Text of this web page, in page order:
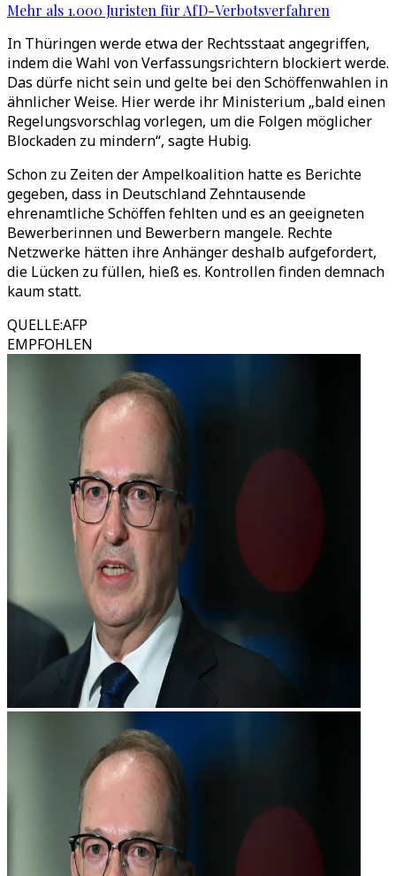
Mehr als 1.000 Juristen für AfD-Verbotsverfahren
In Thüringen werde etwa der Rechtsstaat angegriffen,
indem die Wahl von Verfassungsrichtern blockiert werde.
Das dürfe nicht sein und gelte bei den Schöffenwahlen in
ähnlicher Weise. Hier werde ihr Ministerium „bald einen
Regelungsvorschlag vorlegen, um die Folgen möglicher
Blockaden zu mindern“, sagte Hubig.
Schon zu Zeiten der Ampelkoalition hatte es Berichte
gegeben, dass in Deutschland Zehntausende
ehrenamtliche Schöffen fehlten und es an geeigneten
Bewerberinnen und Bewerbern mangele. Rechte
Netzwerke hätten ihre Anhänger deshalb aufgefordert,
die Lücken zu füllen, hieß es. Kontrollen finden demnach
kaum statt.
QUELLE:AFP
EMPFOHLEN